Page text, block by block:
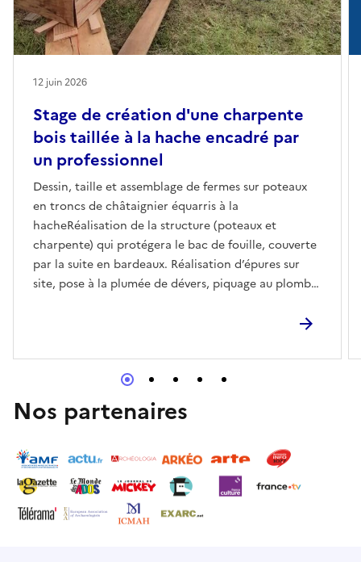
Stage de création d'une charpente
bois taillée à la hache encadré par
un professionnel
Dessin, taille et assemblage de fermes sur poteaux
en troncs de châtaignier équarris à la
hacheRéalisation de la structure (poteaux et
charpente) qui protégera le bac de fouille, couverte
par la suite en bardeaux. Réalisation d’épures sur
site, pose à la plumée de dévers, piquage au plomb
samedi et dimanche (inscription sur 2 jours continus
recommandée, idéalement 3 jours).
12 juin 2026
Nos partenaires